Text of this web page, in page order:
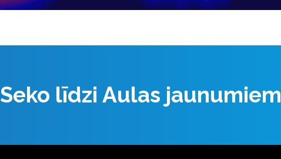
Seko līdzi Aulas jaunumiem